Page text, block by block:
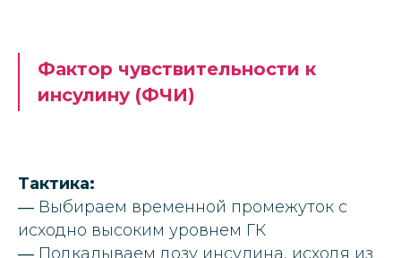
Фактор чувствительности к
инсулину (ФЧИ)
Тактика:
― Выбираем временной промежуток с
исходно высоким уровнем ГК
― Подкалываем дозу инсулина, исходя из